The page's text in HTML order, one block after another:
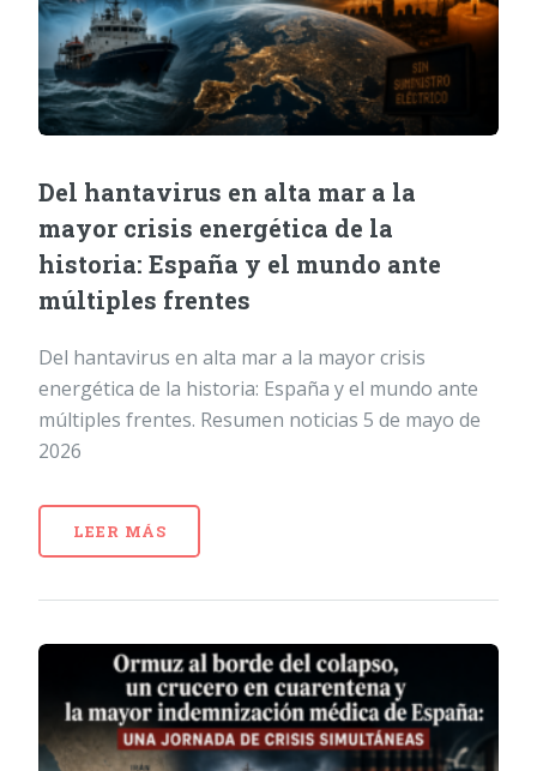
Del hantavirus en alta mar a la
mayor crisis energética de la
historia: España y el mundo ante
múltiples frentes
Del hantavirus en alta mar a la mayor crisis
energética de la historia: España y el mundo ante
múltiples frentes. Resumen noticias 5 de mayo de
2026
LEER MÁS